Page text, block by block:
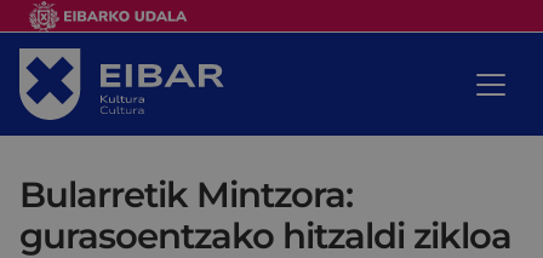
Bularretik Mintzora:
gurasoentzako hitzaldi zikloa